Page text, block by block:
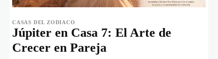
CASAS DEL ZODIACO
Júpiter en Casa 7: El Arte de
Crecer en Pareja